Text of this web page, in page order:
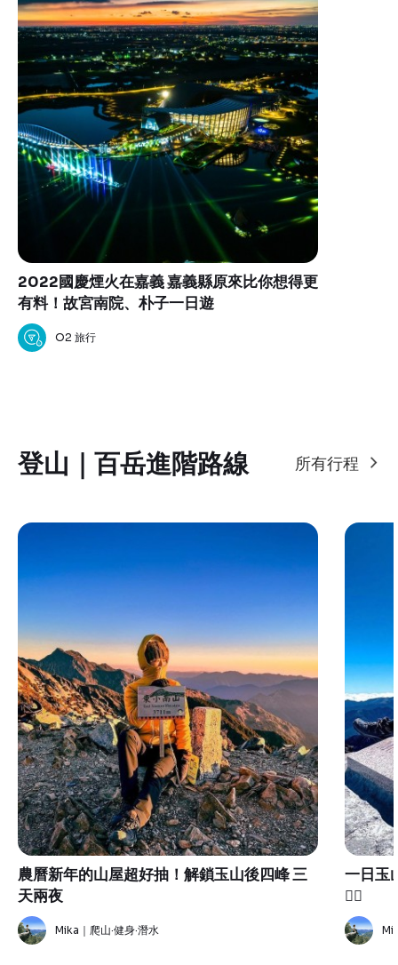
2022國慶煙火在嘉義 嘉義縣原來比你想得更
有料！故宮南院、朴子一日遊
O2 旅行
登山｜百岳進階路線 所有行程
農曆新年的山屋超好抽！解鎖玉山後四峰 三
天兩夜
Mika｜爬山·健身·潛水
一日玉山主
✌🏻